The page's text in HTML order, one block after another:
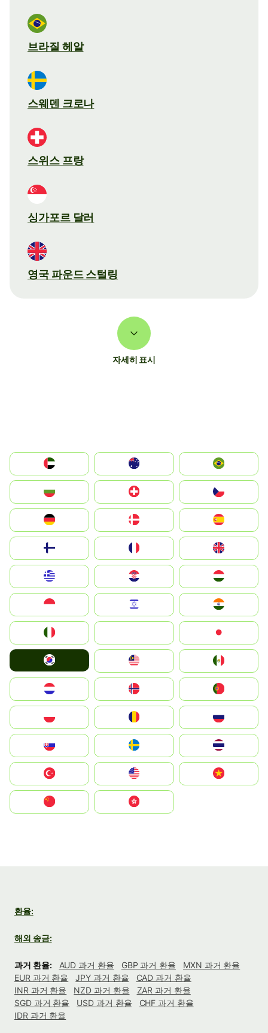
브라질 헤알
스웨덴 크로나
스위스 프랑
싱가포르 달러
영국 파운드 스털링
자세히 표시
الإمارات العربية المتحدة
Switzerland
Deutschland
United Kingdom
Magyarország
South Korea
United States
中國香港特別行政區
환율:
해외 송금:
과거 환율: AUD 과거 환율 GBP 과거 환율
MXN 과거 환율
EUR 과거 환율
JPY 과거 환율
CAD 과거 환율
INR 과거 환율
NZD 과거 환율
ZAR 과거 환율
SGD 과거 환율
USD 과거 환율
CHF 과거 환율
IDR 과거 환율